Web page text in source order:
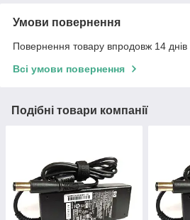
Умови повернення
Повернення товару впродовж 14 днів
Всі умови повернення
Подібні товари компанії